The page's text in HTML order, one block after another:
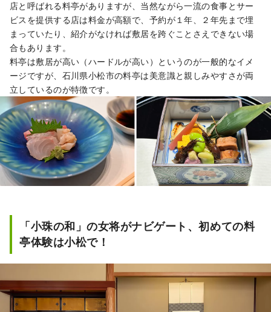
店と呼ばれる料亭がありますが、当然ながら一流の食事とサー
ビスを提供する店は料金が高額で、予約が１年、２年先まで埋
まっていたり、紹介がなければ敷居を跨ぐことさえできない場
合もあります。
料亭は敷居が高い（ハードルが高い）というのが一般的なイメ
ージですが、石川県小松市の料亭は美意識と親しみやすさが両
立しているのが特徴です。
「小珠の和」の女将がナビゲート、初めての料
亭体験は小松で！